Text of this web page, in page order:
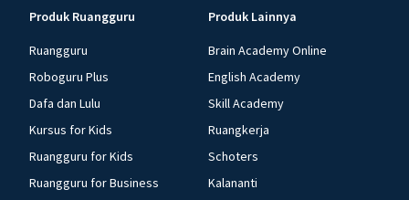
Produk Ruangguru
Ruangguru
Roboguru Plus
Dafa dan Lulu
Kursus for Kids
Ruangguru for Kids
Ruangguru for Business
Produk Lainnya
Brain Academy Online
English Academy
Skill Academy
Ruangkerja
Schoters
Kalananti